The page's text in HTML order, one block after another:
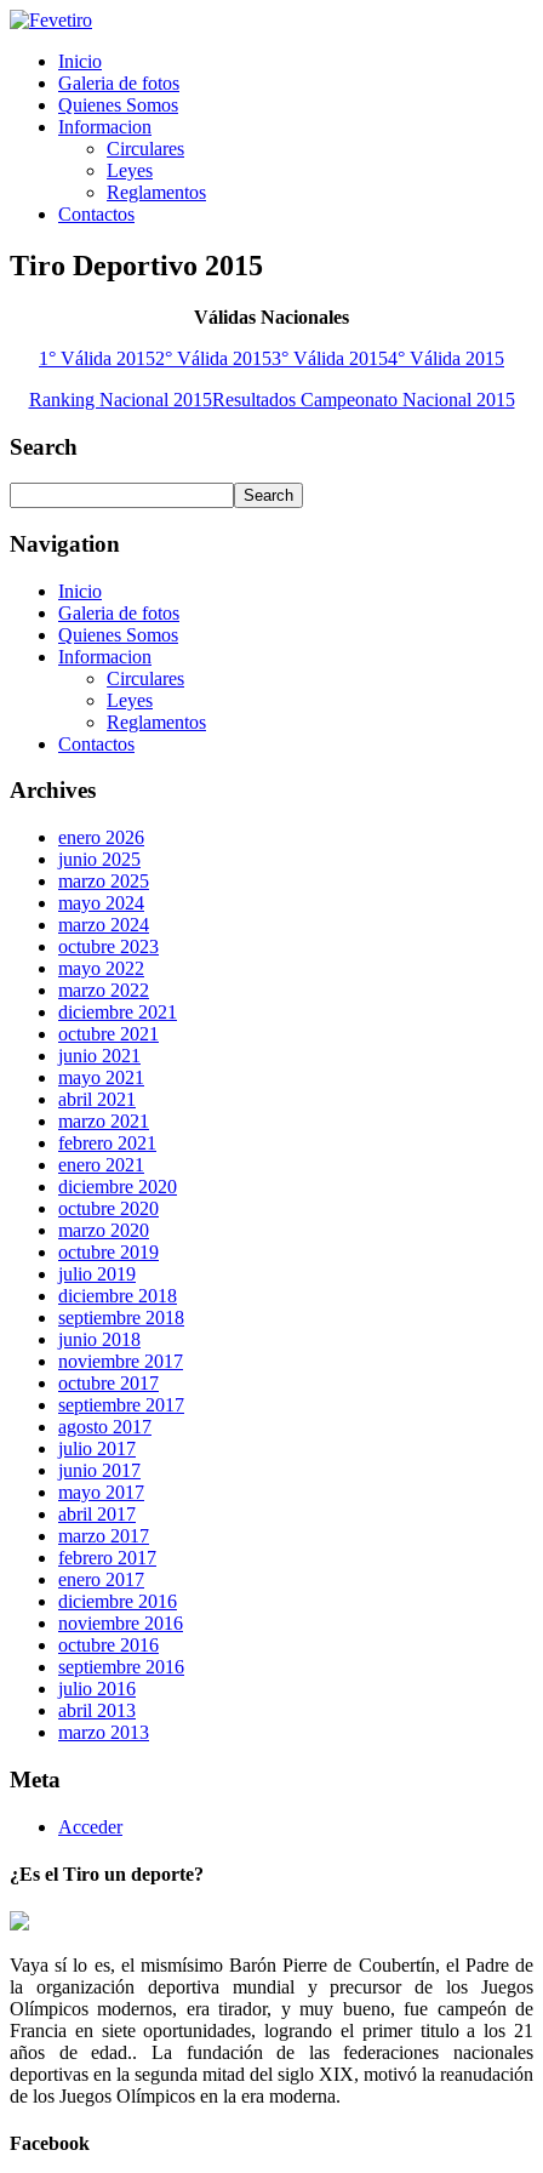
Inicio
Galeria de fotos
Quienes Somos
Informacion
Circulares
Leyes
Reglamentos
Contactos
Tiro Deportivo 2015
Válidas Nacionales
1° Válida 20152° Válida 20153° Válida 20154° Válida 2015
Ranking Nacional 2015Resultados Campeonato Nacional 2015
Search
Navigation
Inicio
Galeria de fotos
Quienes Somos
Informacion
Circulares
Leyes
Reglamentos
Contactos
Archives
enero 2026
junio 2025
marzo 2025
mayo 2024
marzo 2024
octubre 2023
mayo 2022
marzo 2022
diciembre 2021
octubre 2021
junio 2021
mayo 2021
abril 2021
marzo 2021
febrero 2021
enero 2021
diciembre 2020
octubre 2020
marzo 2020
octubre 2019
julio 2019
diciembre 2018
septiembre 2018
junio 2018
noviembre 2017
octubre 2017
septiembre 2017
agosto 2017
julio 2017
junio 2017
mayo 2017
abril 2017
marzo 2017
febrero 2017
enero 2017
diciembre 2016
noviembre 2016
octubre 2016
septiembre 2016
julio 2016
abril 2013
marzo 2013
Meta
Acceder
¿Es el Tiro un deporte?
Vaya sí lo es, el mismísimo Barón Pierre de Coubertín, el Padre de
la organización deportiva mundial y precursor de los Juegos
Olímpicos modernos, era tirador, y muy bueno, fue campeón de
Francia en siete oportunidades, logrando el primer titulo a los 21
años de edad.. La fundación de las federaciones nacionales
deportivas en la segunda mitad del siglo XIX, motivó la reanudación
de los Juegos Olímpicos en la era moderna.
Facebook